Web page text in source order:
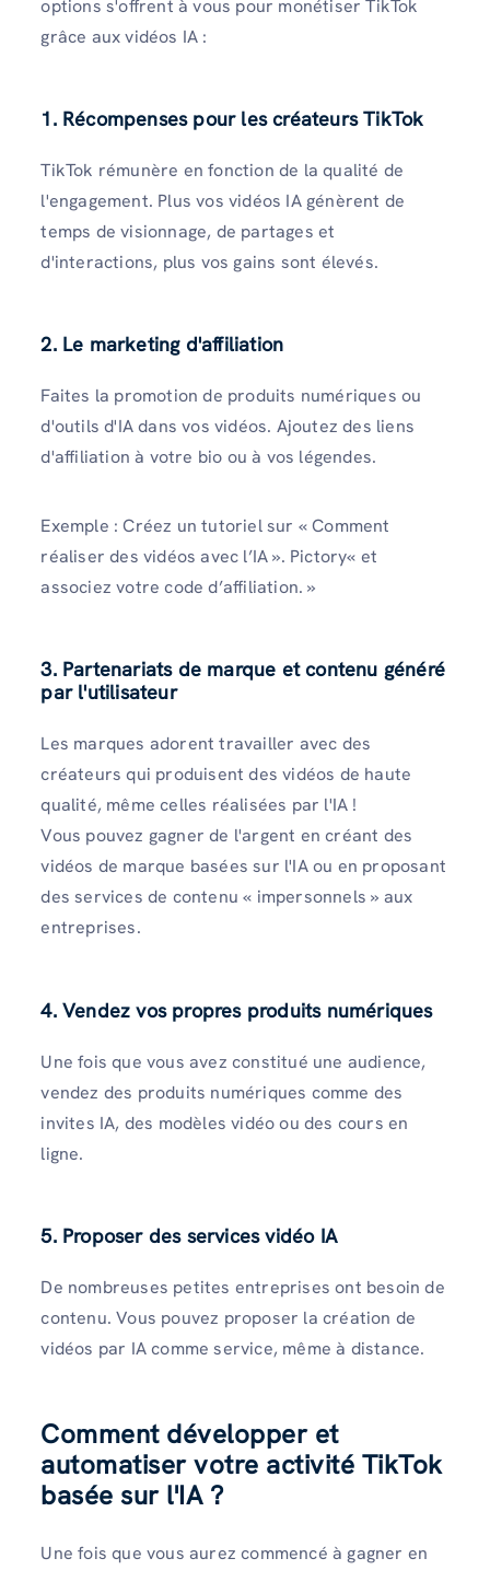
options s'offrent à vous pour monétiser TikTok
grâce aux vidéos IA :
1. Récompenses pour les créateurs TikTok
TikTok rémunère en fonction de la qualité de
l'engagement. Plus vos vidéos IA génèrent de
temps de visionnage, de partages et
d'interactions, plus vos gains sont élevés.
2. Le marketing d'affiliation
Faites la promotion de produits numériques ou
d'outils d'IA dans vos vidéos. Ajoutez des liens
d'affiliation à votre bio ou à vos légendes.
Exemple : Créez un tutoriel sur « Comment
réaliser des vidéos avec l’IA ». Pictory« et
associez votre code d’affiliation. »
3. Partenariats de marque et contenu généré
par l'utilisateur
Les marques adorent travailler avec des
créateurs qui produisent des vidéos de haute
qualité, même celles réalisées par l'IA !
Vous pouvez gagner de l'argent en créant des
vidéos de marque basées sur l'IA ou en proposant
des services de contenu « impersonnels » aux
entreprises.
4. Vendez vos propres produits numériques
Une fois que vous avez constitué une audience,
vendez des produits numériques comme des
invites IA, des modèles vidéo ou des cours en
ligne.
5. Proposer des services vidéo IA
De nombreuses petites entreprises ont besoin de
contenu. Vous pouvez proposer la création de
vidéos par IA comme service, même à distance.
Comment développer et
automatiser votre activité TikTok
basée sur l'IA ?
Une fois que vous aurez commencé à gagner en